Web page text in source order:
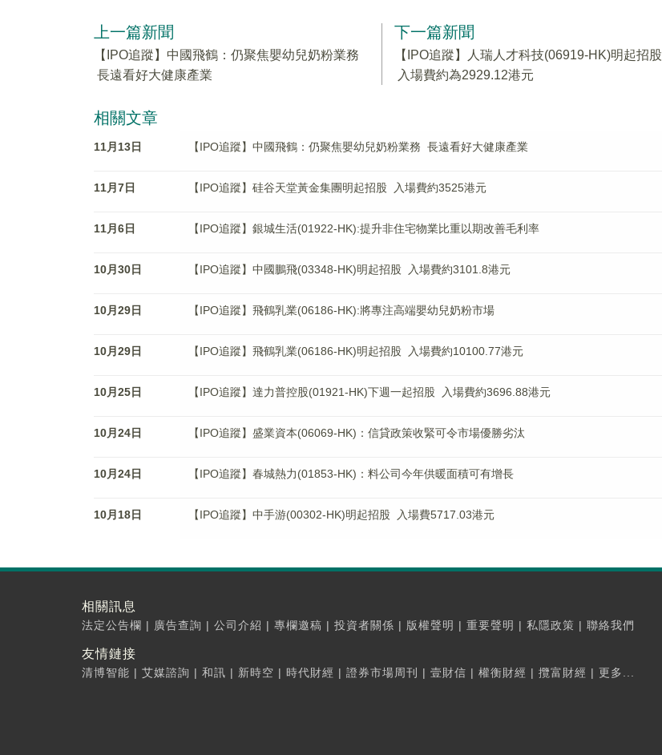
上一篇新聞
【IPO追蹤】中國飛鶴：仍聚焦嬰幼兒奶粉業務
長遠看好大健康產業
下一篇新聞
【IPO追蹤】人瑞人才科技(06919-HK)明起招股
入場費約為2929.12港元
相關文章
11月13日 【IPO追蹤】中國飛鶴：仍聚焦嬰幼兒奶粉業務 長遠看好大健康產業
11月7日 【IPO追蹤】硅谷天堂黃金集團明起招股 入場費約3525港元
11月6日 【IPO追蹤】銀城生活(01922-HK):提升非住宅物業比重以期改善毛利率
10月30日 【IPO追蹤】中國鵬飛(03348-HK)明起招股 入場費約3101.8港元
10月29日 【IPO追蹤】飛鶴乳業(06186-HK):將專注高端嬰幼兒奶粉市場
10月29日 【IPO追蹤】飛鶴乳業(06186-HK)明起招股 入場費約10100.77港元
10月25日 【IPO追蹤】達力普控股(01921-HK)下週一起招股 入場費約3696.88港元
10月24日 【IPO追蹤】盛業資本(06069-HK)：信貸政策收緊可令市場優勝劣汰
10月24日 【IPO追蹤】春城熱力(01853-HK)：料公司今年供暖面積可有增長
10月18日 【IPO追蹤】中手游(00302-HK)明起招股 入場費5717.03港元
相關訊息
法定公告欄 | 廣告查詢 | 公司介紹 | 專欄邀稿 | 投資者關係 | 版權聲明 | 重要聲明 | 私隱政策 | 聯絡我們
友情鏈接
清博智能 | 艾媒諮詢 | 和訊 | 新時空 | 時代財經 | 證券市場周刊 | 壹財信 | 權衡財經 | 攬富財經 | 更多...